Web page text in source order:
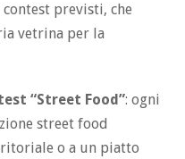
previsti, che
vetrina per la
“Street Food”: ogni
street food
o a un piatto